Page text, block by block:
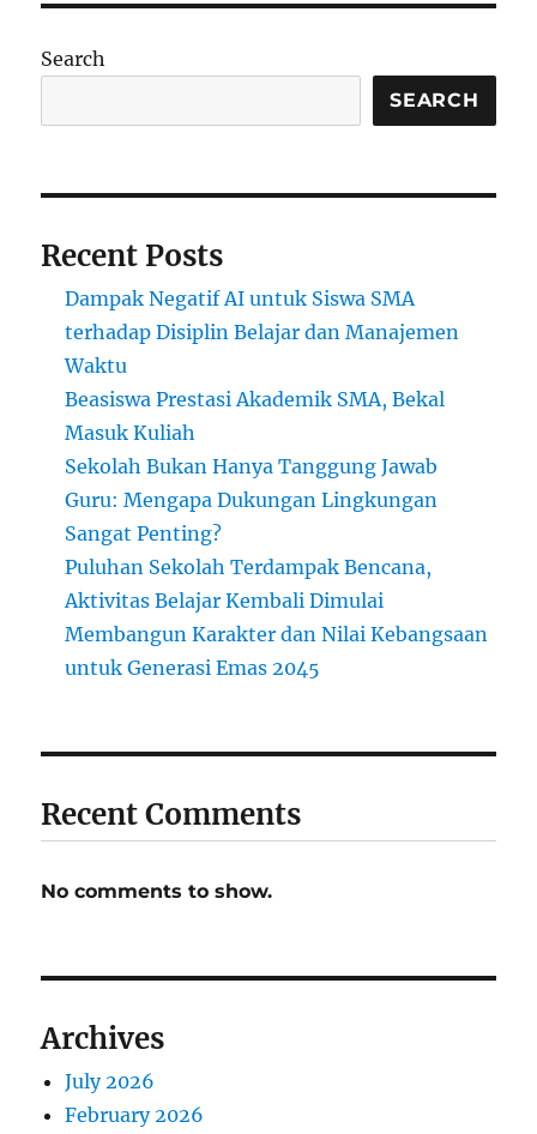
Search
SEARCH
Recent Posts
Dampak Negatif AI untuk Siswa SMA
terhadap Disiplin Belajar dan Manajemen
Waktu
Beasiswa Prestasi Akademik SMA, Bekal
Masuk Kuliah
Sekolah Bukan Hanya Tanggung Jawab
Guru: Mengapa Dukungan Lingkungan
Sangat Penting?
Puluhan Sekolah Terdampak Bencana,
Aktivitas Belajar Kembali Dimulai
Membangun Karakter dan Nilai Kebangsaan
untuk Generasi Emas 2045
Recent Comments
No comments to show.
Archives
July 2026
February 2026